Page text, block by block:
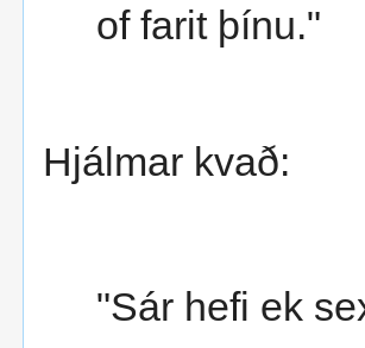
of farit þínu."
Hjálmar kvað:
"Sár hefi ek